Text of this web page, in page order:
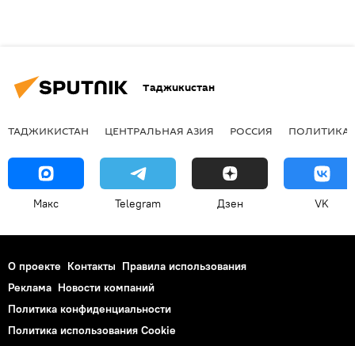
Таджикистан
ТАДЖИКИСТАН ЦЕНТРАЛЬНАЯ АЗИЯ РОССИЯ ПОЛИТИКА
Макс Telegram Дзен VK
О проекте Контакты Правила использования
Реклама Новости компаний
Политика конфиденциальности
Политика использования Cookie